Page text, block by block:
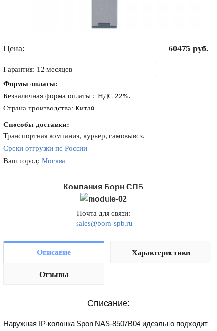
Цена: 60475 руб.
Гарантия: 12 месяцев
Формы оплаты:
Безналичная форма оплаты с НДС 22%.
Страна производства: Китай.
Способы доставки:
Транспортная компания, курьер, самовывоз.
Сроки отгрузки по России
Ваш город:Москва
Компания Борн СПБ
Почта для связи:
sales@born-spb.ru
Описание Характеристики
Отзывы
Описание:
Наружная IP-колонка Spon NAS-8507B04 идеально подходит